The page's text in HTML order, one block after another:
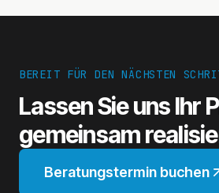
BEREIT FÜR DEN NÄCHSTEN
Lassen Sie uns Ihr
gemeinsam
Beratungstermin buchen